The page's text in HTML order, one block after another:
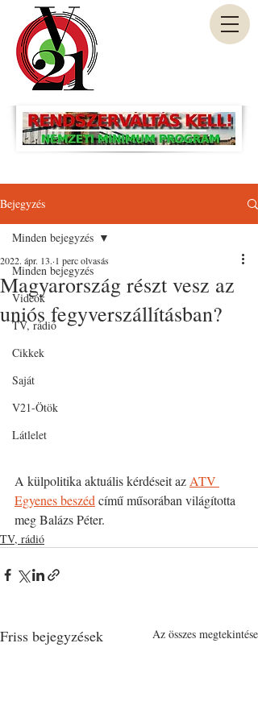
Bejegyzés
Minden bejegyzés
Videók
TV, rádió
Cikkek
Saját
V21-Ötök
Látlelet
Minden bejegyzés
Magyarország részt vesz az
uniós fegyverszállításban?
2022. ápr. 13. 1 perc olvasás
A külpolitika aktuális kérdéseit az ATV
Egyenes beszéd című műsorában világította
meg Balázs Péter.
TV, rádió
Friss bejegyzések Az összes megtekintése